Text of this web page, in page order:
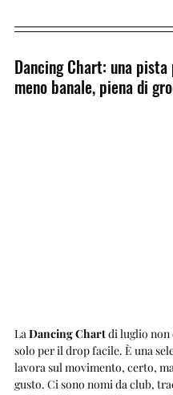
Dancing Chart: una
meno banale, piena di
La Dancing Chart di luglio non
solo per il drop facile. È una
lavora sul movimento, certo,
gusto. Ci sono nomi da club,